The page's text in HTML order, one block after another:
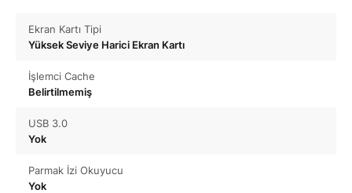
Ekran Kartı Tipi
Yüksek Seviye Harici Ekran Kartı
İşlemci Cache
Belirtilmemiş
USB 3.0
Yok
Parmak İzi Okuyucu
Yok